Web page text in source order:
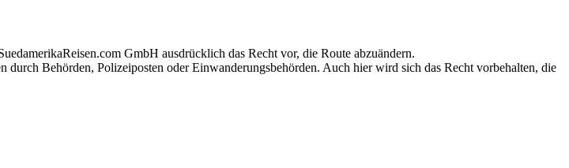
GmbH ausdrücklich das Recht vor, die Route abzuändern.
Behörden, Polizeiposten oder Einwanderungsbehörden. Auch hier wird sich das Recht vorbehalten, die